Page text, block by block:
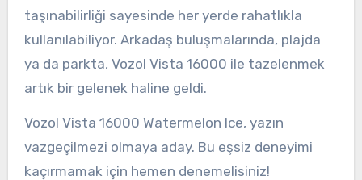
taşınabilirliği sayesinde her yerde rahatlıkla
kullanılabiliyor. Arkadaş buluşmalarında, plajda
ya da parkta, Vozol Vista 16000 ile tazelenmek
artık bir gelenek haline geldi.
Vozol Vista 16000 Watermelon Ice, yazın
vazgeçilmezi olmaya aday. Bu eşsiz deneyimi
kaçırmamak için hemen denemelisiniz!